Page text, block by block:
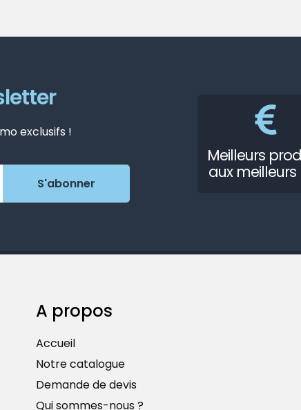
exclusifs !
Meilleurs
aux meilleurs
A propos
Accueil
Notre catalogue
Demande de devis
Qui sommes-nous ?